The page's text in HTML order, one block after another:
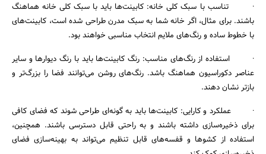
· تناسب با سبک کلی خانه: کابینت‌ها باید با سبک کلی خانه هماهنگ
باشند. برای مثال، اگر خانه شما به سبک مدرن طراحی شده است، کابینت‌های
با خطوط ساده و رنگ‌های ملایم انتخاب مناسبی خواهند بود.
· استفاده از رنگ‌های مناسب: رنگ کابینت‌ها باید با رنگ دیوارها و سایر
عناصر دکوراسیون هماهنگ باشد. رنگ‌های روشن می‌توانند فضا را بزرگ‌تر و
بازتر نشان دهند.
· عملکرد و کارایی: کابینت‌ها باید به گونه‌ای طراحی شوند که فضای کافی
برای ذخیره‌سازی داشته باشند و به راحتی قابل دسترسی باشند. همچنین،
استفاده از کشوها و قفسه‌های قابل تنظیم می‌تواند به بهینه‌سازی فضای